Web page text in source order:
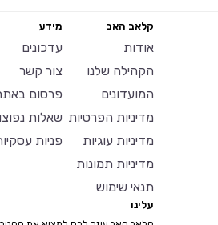
קלאב האב
אודות
הקהילה שלנו
המועדונים
מדיניות הפרטיות
מדיניות עוגיות
מדיניות תמונות
תנאי שימוש
מידע
עדכונים
צור קשר
פרסום
שאלות
פניות
עלינו